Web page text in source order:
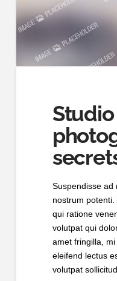
Studio
Suspendisse ad
nostrum
qui ratione
volutpat qui
amet fringilla,
eleifend lectus
volutpat